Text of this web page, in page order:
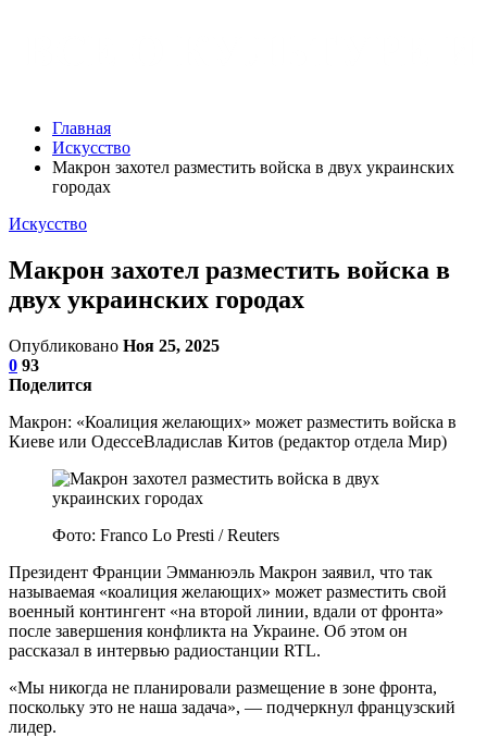
Главная
Искусство
Макрон захотел разместить войска в двух украинских
городах
Искусство
Макрон захотел разместить войска в
двух украинских городах
Опубликовано Ноя 25, 2025
0 93
Поделится
Макрон: «Коалиция желающих» может разместить войска в
Киеве или ОдессеВладислав Китов (редактор отдела Мир)
Фото: Franco Lo Presti / Reuters
Президент Франции Эмманюэль Макрон заявил, что так
называемая «коалиция желающих» может разместить свой
военный контингент «на второй линии, вдали от фронта»
после завершения конфликта на Украине. Об этом он
рассказал в интервью радиостанции RTL.
«Мы никогда не планировали размещение в зоне фронта,
поскольку это не наша задача», — подчеркнул французский
лидер.